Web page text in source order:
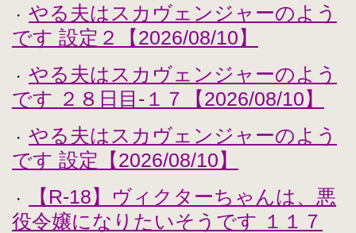
・
やる夫はスカヴェンジャーのよう
です 設定２【2026/08/10】
・
やる夫はスカヴェンジャーのよう
です ２８日目-１７【2026/08/10】
・
やる夫はスカヴェンジャーのよう
です 設定【2026/08/10】
・
【R-18】ヴィクターちゃんは、悪
役令嬢になりたいそうです １１７